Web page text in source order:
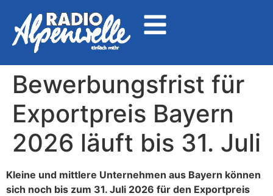
Bewerbungsfrist für
Exportpreis Bayern
2026 läuft bis 31. Juli
Kleine und mittlere Unternehmen aus Bayern können
sich noch bis zum 31. Juli 2026 für den Exportpreis